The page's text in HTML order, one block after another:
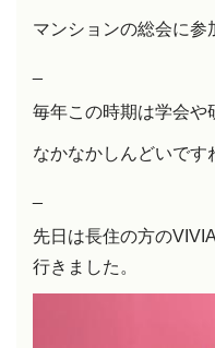
マンションの総会に参
毎年この時期は学会や
なかなかしんどいです
先日は長住の方の
行きました。